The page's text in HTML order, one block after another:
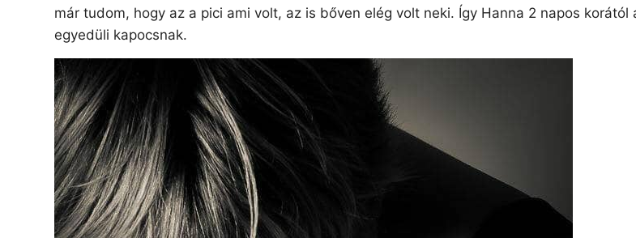
már tudom, hogy az a pici ami volt, az is bőven elég volt neki. Így Hanna 2 napos
egyedüli kapocsnak.